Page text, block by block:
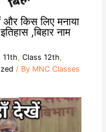
और किस लिए मनाया
,बिहार नाम
11th, Class 12th,
/ By MNC Classes